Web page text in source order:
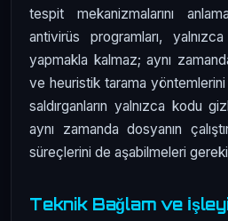
tespit mekanizmalarını
antivirüs programları,
yapmakla kalmaz; aynı
ve heuristik tarama yöntemlerini
saldırganların yalnızca kodu
aynı zamanda dosyanın
süreçlerini de aşabilmeleri
Teknik Bağlam ve